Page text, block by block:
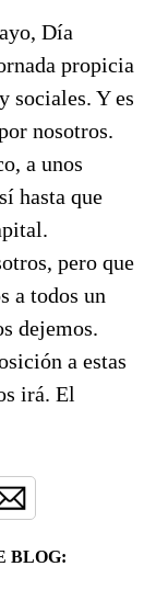
Día
propicia
sociales. Y es
nosotros.
a unos
hasta que
pero que
a todos un
dejemos.
a estas
irá. El
BLOG: